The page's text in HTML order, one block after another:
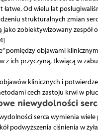
Od wielu lat
strukturalnych zmian
zobiektywizowany
pomiędzy objawami
ich przyczyną, tkwiącą w
klinicznych i
cech zastoju krwi w
niewydolności
serca wymienia
podwyższenia ciśnienia w